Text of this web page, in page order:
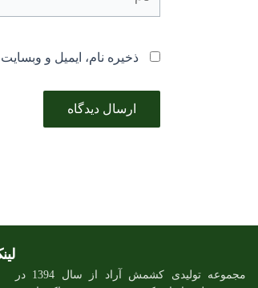
ذخیره نام، ایمیل و
مجموعه تولیدی کشمش آراد از سال 1394 در